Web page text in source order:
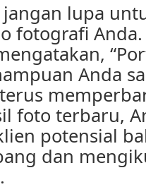
jangan lupa
fotografi
Anda
foto terbaru,
potensial
dan